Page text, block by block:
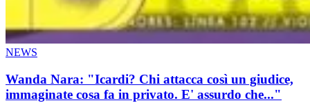
NEWS
Wanda Nara: "Icardi? Chi attacca così un giudice,
immaginate cosa fa in privato. E' assurdo che..."